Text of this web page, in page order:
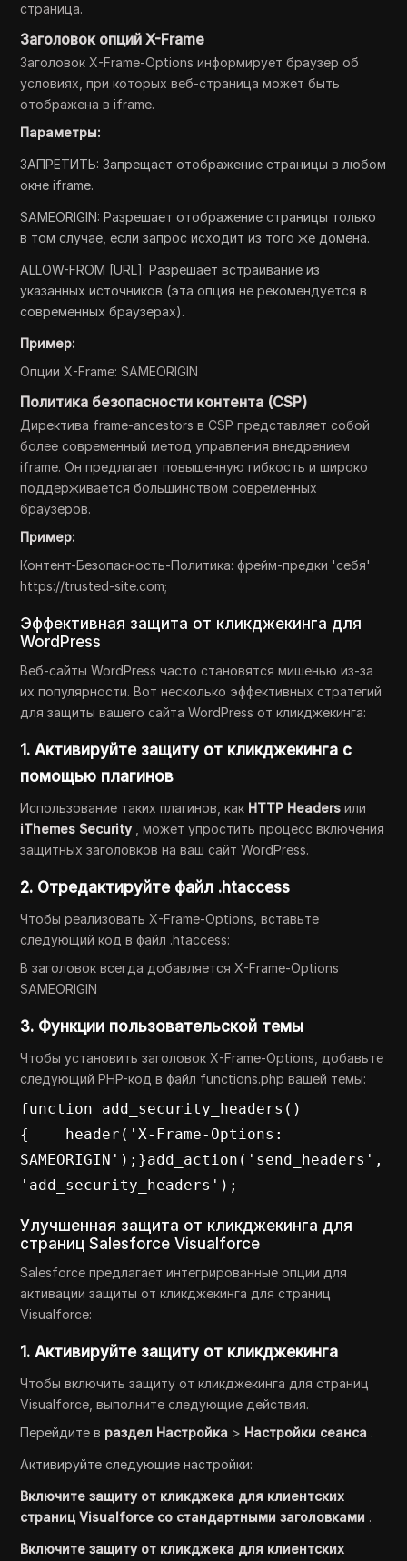
страница.
Заголовок опций X-Frame
Заголовок X-Frame-Options информирует браузер об
условиях, при которых веб-страница может быть
отображена в iframe.
Параметры:
ЗАПРЕТИТЬ: Запрещает отображение страницы в любом
окне iframe.
SAMEORIGIN: Разрешает отображение страницы только
в том случае, если запрос исходит из того же домена.
ALLOW-FROM [URL]: Разрешает встраивание из
указанных источников (эта опция не рекомендуется в
современных браузерах).
Пример:
Опции X-Frame: SAMEORIGIN
Политика безопасности контента (CSP)
Директива frame-ancestors в CSP представляет собой
более современный метод управления внедрением
iframe. Он предлагает повышенную гибкость и широко
поддерживается большинством современных
браузеров.
Пример:
Контент-Безопасность-Политика: фрейм-предки 'себя'
https://trusted-site.com;
Эффективная защита от кликджекинга для
WordPress
Веб-сайты WordPress часто становятся мишенью из-за
их популярности. Вот несколько эффективных стратегий
для защиты вашего сайта WordPress от кликджекинга:
1. Активируйте защиту от кликджекинга с
помощью плагинов
Использование таких плагинов, как HTTP Headersили
iThemes Security
, может упростить процесс включения
защитных заголовков на ваш сайт WordPress.
2. Отредактируйте файл .htaccess
Чтобы реализовать X-Frame-Options, вставьте
следующий код в файл .htaccess:
В заголовок всегда добавляется X-Frame-Options
SAMEORIGIN
3. Функции пользовательской темы
Чтобы установить заголовок X-Frame-Options, добавьте
следующий PHP-код в файл functions.php вашей темы:
function add_security_headers()
{    header('X-Frame-Options:
SAMEORIGIN');}add_action('send_headers',
'add_security_headers');
Улучшенная защита от кликджекинга для
страниц Salesforce Visualforce
Salesforce предлагает интегрированные опции для
активации защиты от кликджекинга для страниц
Visualforce:
1. Активируйте защиту от кликджекинга
Чтобы включить защиту от кликджекинга для страниц
Visualforce, выполните следующие действия.
Перейдите в раздел Настройка > Настройки сеанса .
Активируйте следующие настройки:
Включите защиту от кликджека для клиентских
страниц Visualforce со стандартными заголовками .
Включите защиту от кликджека для клиентских